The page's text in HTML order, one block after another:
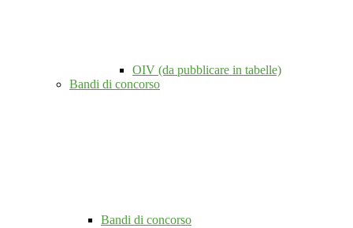
OIV (da pubblicare in tabelle)
Bandi di concorso
Bandi di concorso